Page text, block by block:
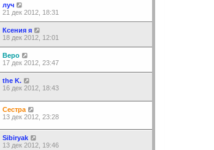
луч
21 дек 2012, 18:31
Ксения я
18 дек 2012, 12:01
Веро
17 дек 2012, 23:47
the K.
16 дек 2012, 18:43
Сестра
13 дек 2012, 23:28
Sibiryak
13 дек 2012, 19:46